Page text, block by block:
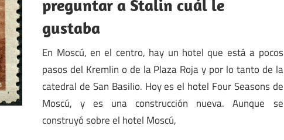
preguntar a Stalin cuál le
gustaba
En Moscú, en el centro, hay un hotel que está a pocos
pasos del Kremlin o de la Plaza Roja y por lo tanto de la
catedral de San Basilio. Hoy es el hotel Four Seasons de
Moscú, y es una construcción nueva. Aunque se
construyó sobre el hotel Moscú,